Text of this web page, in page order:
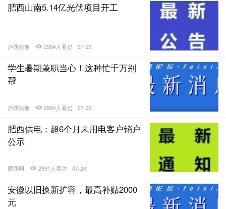
肥西山南5.14亿光伏项目开工
庐西映像 2984人看过 07-20
学生暑期兼职当心！这种忙千万别
帮
庐西映像 2984人看过 07-20
肥西供电：超6个月未用电客户销户
公示
肥西网 2991人看过 07-20
安徽以旧换新扩容，最高补贴2000
元